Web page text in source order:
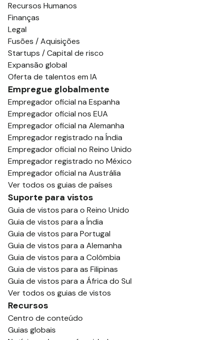
Recursos Humanos
Finanças
Legal
Fusões / Aquisições
Startups / Capital de risco
Expansão global
Oferta de talentos em IA
Empregue globalmente
Empregador oficial na Espanha
Empregador oficial nos EUA
Empregador oficial na Alemanha
Empregador registrado na Índia
Empregador oficial no Reino Unido
Empregador registrado no México
Empregador oficial na Austrália
Ver todos os guias de países
Suporte para vistos
Guia de vistos para o Reino Unido
Guia de vistos para a Índia
Guia de vistos para Portugal
Guia de vistos para a Alemanha
Guia de vistos para a Colômbia
Guia de vistos para as Filipinas
Guia de vistos para a África do Sul
Ver todos os guias de vistos
Recursos
Centro de conteúdo
Guias globais